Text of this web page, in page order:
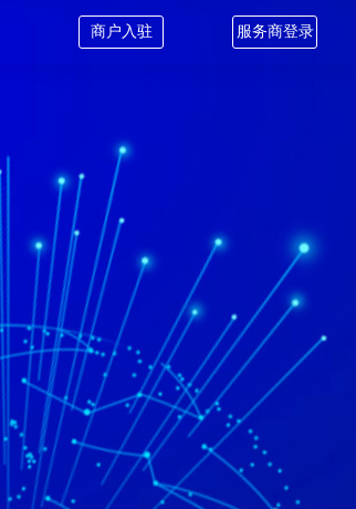
商户入驻 服务商登录